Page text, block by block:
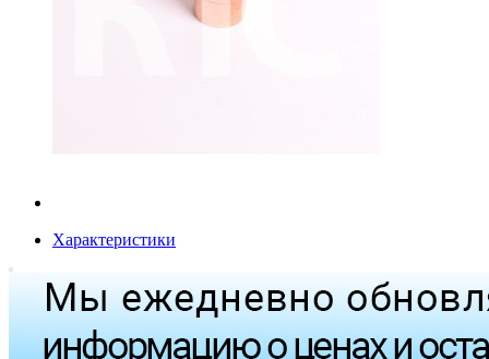
Характеристики